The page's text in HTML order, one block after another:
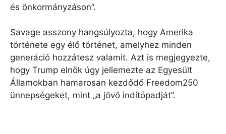
és önkormányzáson”.
Savage asszony hangsúlyozta, hogy Amerika
története egy élő történet, amelyhez minden
generáció hozzátesz valamit. Azt is megjegyezte,
hogy Trump elnök úgy jellemezte az Egyesült
Államokban hamarosan kezdődő Freedom250
ünnepségeket, mint „a jövő indítópadját”.